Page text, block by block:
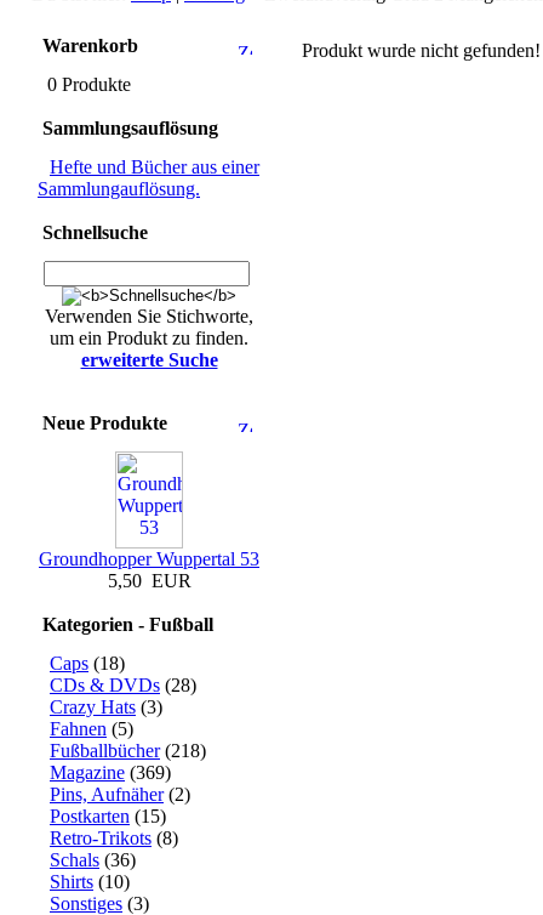
Warenkorb
0 Produkte
Sammlungsauflösung
Hefte und Bücher aus einer
Sammlungauflösung.
Schnellsuche
Verwenden Sie Stichworte,
um ein Produkt zu finden.
erweiterte Suche
Neue Produkte
Groundhopper Wuppertal 53
5,50 EUR
Kategorien - Fußball
Caps (18)
CDs & DVDs (28)
Crazy Hats (3)
Fahnen (5)
Fußballbücher(218)
Magazine (369)
Pins, Aufnäher(2)
Postkarten (15)
Retro-Trikots (8)
Schals (36)
Shirts (10)
Sonstiges (3)
Produkt wurde nicht gefunden!